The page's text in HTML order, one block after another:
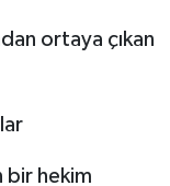
ortaya çıkan
bir hekim